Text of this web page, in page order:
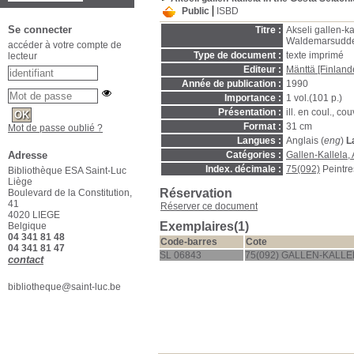
Public
ISBD
Titre : Akseli gallen-
Type de document : texte imprimé
Editeur :
Mänttä
Année de publication : 1990
Importance : 1 vol.(101 p.)
Présentation : ill. en coul.,
Format : 31 cm
Langues : Anglais (eng)
Catégories : Gallen-Kallela,
Index. décimale : 75(092)
Réservation
Réserver ce document
Exemplaires(1)
Code-barres
Cote
SL 06843
75(092) GALLEN-
Se connecter
accéder à votre compte de
lecteur
Mot de passe oublié ?
Adresse
Bibliothèque ESA Saint-Luc
Liège
Boulevard de la Constitution,
41
4020 LIEGE
Belgique
04 341 81 48
04 341 81 47
contact
bibliotheque@saint-luc.be